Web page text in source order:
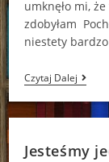
umknęło mi,
zdobyłam
niestety
Czytaj Dalej
Jesteśmy